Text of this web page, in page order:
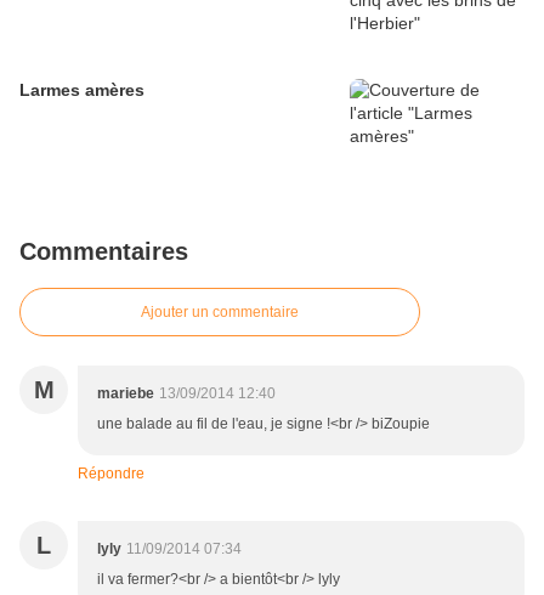
Larmes amères
Commentaires
Ajouter un commentaire
M mariebe 13/09/2014 12:40
une balade au fil de l'eau, je signe !<br /> biZoupie
Répondre
L lyly 11/09/2014 07:34
il va fermer?<br /> a bientôt<br /> lyly